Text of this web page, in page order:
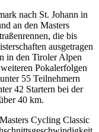
nach St. Johann in
an den Masters
die bis
ausgetragen
in den Tiroler Alpen
Pokalerfolgen
55 Teilnehmern
42 Startern bei der
40 km.
Cycling Classic